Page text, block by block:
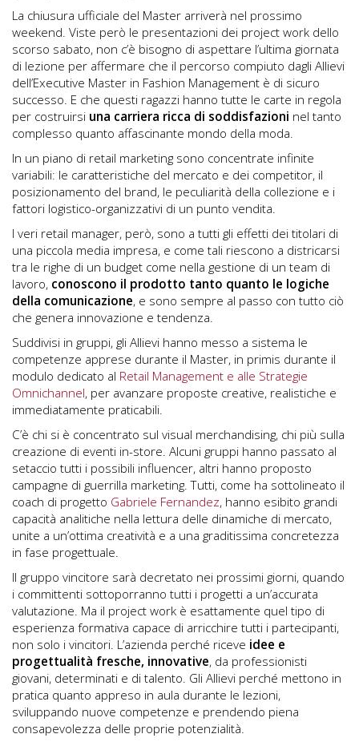
La chiusura ufficiale del Master arriverà nel prossimo
weekend. Viste però le presentazioni dei project work dello
scorso sabato, non c’è bisogno di aspettare l’ultima giornata
di lezione per affermare che il percorso compiuto dagli Allievi
dell’Executive Master in Fashion Management è di sicuro
successo. E che questi ragazzi hanno tutte le carte in regola
per costruirsi una carriera ricca di soddisfazioni nel tanto
complesso quanto affascinante mondo della moda.
In un piano di retail marketing sono concentrate infinite
variabili: le caratteristiche del mercato e dei competitor, il
posizionamento del brand, le peculiarità della collezione e i
fattori logistico-organizzativi di un punto vendita.
I veri retail manager, però, sono a tutti gli effetti dei titolari di
una piccola media impresa, e come tali riescono a districarsi
tra le righe di un budget come nella gestione di un team di
lavoro, conoscono il prodotto tanto quanto le logiche
della comunicazione, e sono sempre al passo con tutto ciò
che genera innovazione e tendenza.
Suddivisi in gruppi, gli Allievi hanno messo a sistema le
competenze apprese durante il Master, in primis durante il
modulo dedicato al Retail Management e alle Strategie
Omnichannel, per avanzare proposte creative, realistiche e
immediatamente praticabili.
C’è chi si è concentrato sul visual merchandising, chi più sulla
creazione di eventi in-store. Alcuni gruppi hanno passato al
setaccio tutti i possibili influencer, altri hanno proposto
campagne di guerrilla marketing. Tutti, come ha sottolineato il
coach di progetto Gabriele Fernandez, hanno esibito grandi
capacità analitiche nella lettura delle dinamiche di mercato,
unite a un’ottima creatività e a una graditissima concretezza
in fase progettuale.
Il gruppo vincitore sarà decretato nei prossimi giorni, quando
i committenti sottoporranno tutti i progetti a un’accurata
valutazione. Ma il project work è esattamente quel tipo di
esperienza formativa capace di arricchire tutti i partecipanti,
non solo i vincitori. L’azienda perché riceve idee e
progettualità fresche, innovative, da professionisti
giovani, determinati e di talento. Gli Allievi perché mettono in
pratica quanto appreso in aula durante le lezioni,
sviluppando nuove competenze e prendendo piena
consapevolezza delle proprie potenzialità.